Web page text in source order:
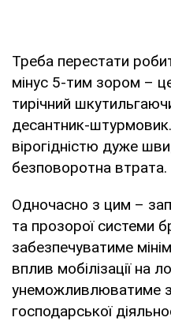
Треба перестати
мінус 5-тим зором –
тирічний
десантник-
вірогідністю дуже
безповоротна втрата.
Одночасно з цим –
та прозорої системи
забезпечуватиме
вплив мобілізації на
унеможливлюватиме
господарської